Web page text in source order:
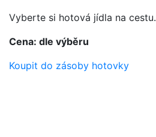
Vyberte si hotová jídla na cestu.
Cena: dle výběru
Koupit do zásoby hotovky